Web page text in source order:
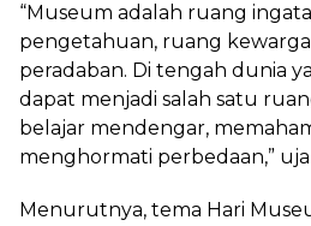
“Museum adalah ruang
pengetahuan, ruang
peradaban. Di tengah dunia
dapat menjadi salah satu
belajar mendengar,
menghormati perbedaan,”
Menurutnya, tema Hari